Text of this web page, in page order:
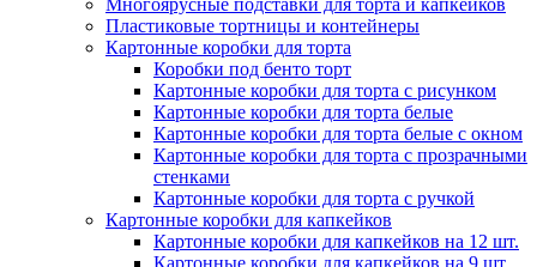
Многоярусные подставки для торта и капкейков
Пластиковые тортницы и контейнеры
Картонные коробки для торта
Коробки под бенто торт
Картонные коробки для торта с рисунком
Картонные коробки для торта белые
Картонные коробки для торта белые с окном
Картонные коробки для торта с прозрачными
стенками
Картонные коробки для торта с ручкой
Картонные коробки для капкейков
Картонные коробки для капкейков на 12 шт.
Картонные коробки для капкейков на 9 шт.